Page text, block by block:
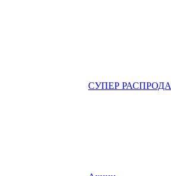
СУПЕР